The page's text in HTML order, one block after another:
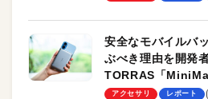
安全なモバイルバ
ぶべき理由を開発
TORRAS「
ーも
アクセサリ レポート